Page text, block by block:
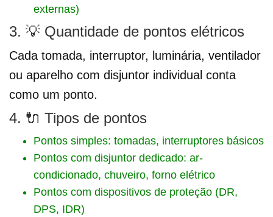
externas)
3. 💡 Quantidade de pontos elétricos
Cada tomada, interruptor, luminária, ventilador
ou aparelho com disjuntor individual conta
como um ponto.
4. 🔌 Tipos de pontos
Pontos simples: tomadas, interruptores básicos
Pontos com disjuntor dedicado: ar-
condicionado, chuveiro, forno elétrico
Pontos com dispositivos de proteção (DR,
DPS, IDR)